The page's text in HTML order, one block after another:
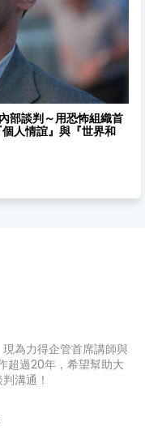
部談判～用恐怖組織首
人情誼』與『世界和
為力得企管首席講師與
超過20年，希望幫助大
溝通！